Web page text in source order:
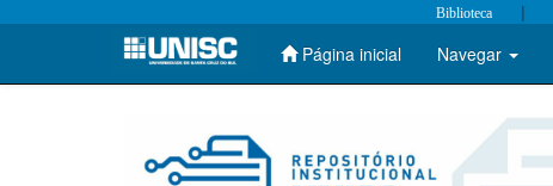
Skip
Biblioteca |
Página inicial Navegar